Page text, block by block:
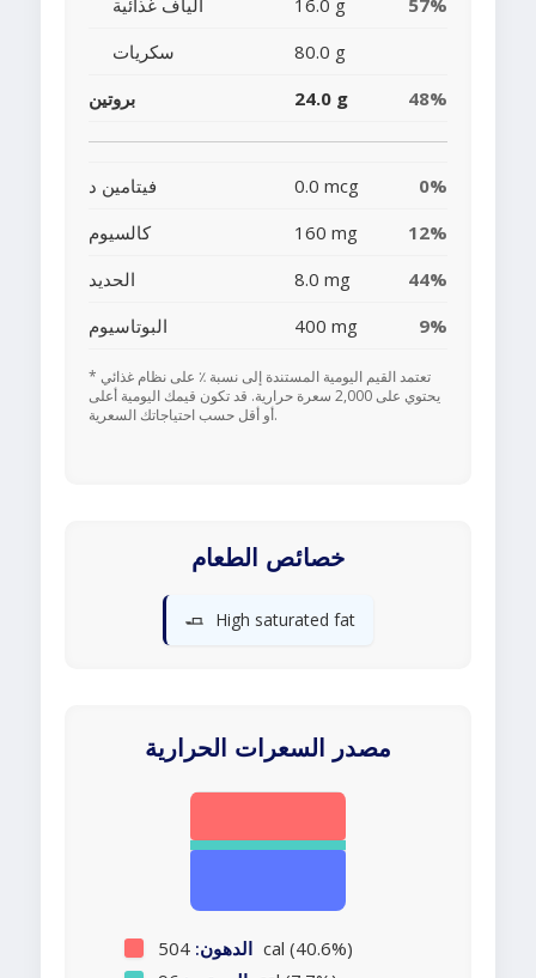
ألياف غذائية 16.0 g
57%
سكريات
80.0 g
بروتين
24.0 g 48%
فيتامين د 0.0 mcg
0%
كالسيوم
160 mg
12%
الحديد
8.0 mg
44%
البوتاسيوم
400 mg 9%
* تعتمد القيم اليومية المستندة إلى نسبة ٪ على نظام غذائي
يحتوي على 2,000 سعرة حرارية. قد تكون قيمك اليومية أعلى
أو أقل حسب احتياجاتك السعرية.
خصائص الطعام
🧈 High saturated fat
مصدر السعرات الحرارية
الدهون: 504 cal (40.6%)